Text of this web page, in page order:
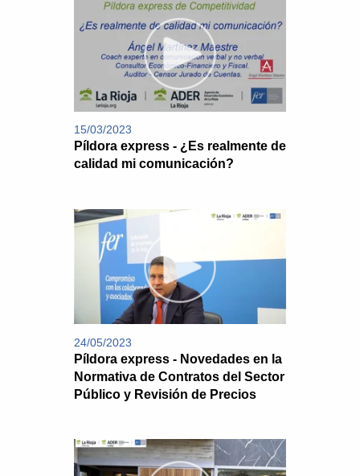
15/03/2023
Píldora express - ¿Es realmente de
calidad mi comunicación?
24/05/2023
Píldora express - Novedades en la
Normativa de Contratos del Sector
Público y Revisión de Precios